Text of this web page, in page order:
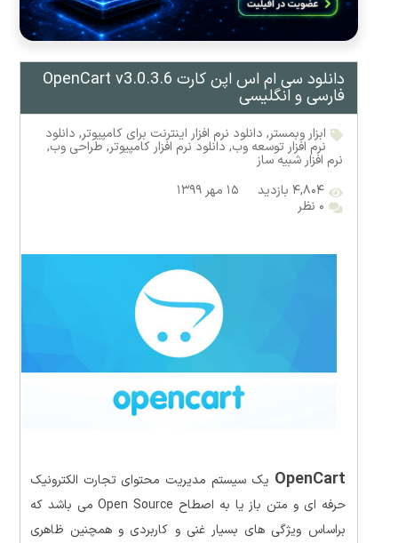
دانلود سی ام اس اپن کارت OpenCart v3.0.3.6
فارسی و انگلیسی
ابزار وبمستر, دانلود نرم افزار اینترنت برای کامپیوتر, دانلود
نرم افزار توسعه وب, دانلود نرم افزار کامپیوتر,طراحی وب,
نرم افزار شبیه ساز
۴,۸۰۴ بازدید
۱۵ مهر ۱۳۹۹
۰ نظر
OpenCart یک سیستم مدیریت محتوای تجارت الکترونیک
حرفه ای و متن باز یا به اصطاح Open Source می باشد که
براساس ویژگی های بسیار غنی و کاربردی و همچنین ظاهری